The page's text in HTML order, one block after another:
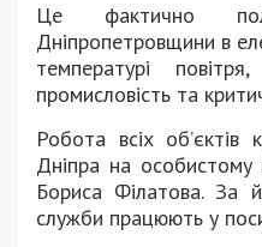
Це фактично
Дніпропетровщини в
температурі
промисловість та
Робота всіх об’єктів
Дніпра на особистому
Бориса Філатова. За
служби працюють у